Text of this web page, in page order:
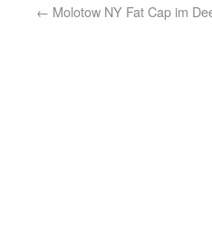
← Molotow NY Fat Cap im